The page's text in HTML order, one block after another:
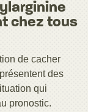
chez tous
de cacher
des
qui
pronostic.